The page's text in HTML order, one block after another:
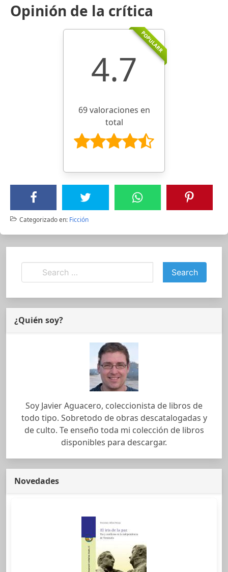
Opinión de la crítica
POPULARR
4.7
69 valoraciones en
total
Categorizado en: Ficción
¿Quién soy?
Soy Javier Aguacero, coleccionista de libros de
todo tipo. Sobretodo de obras descatalogadas y
de culto. Te enseño toda mi colección de libros
disponibles para descargar.
Novedades